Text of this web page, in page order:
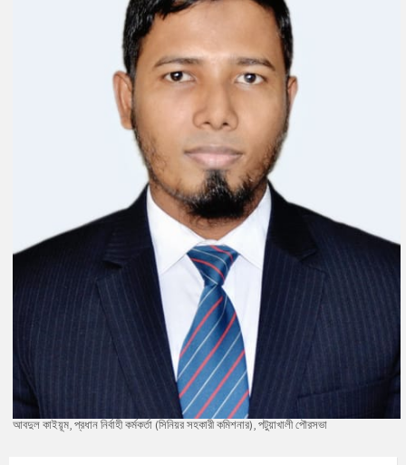
আবদুল কাইয়ূম, প্রধান নির্বাহী কর্মকর্তা (সিনিয়র সহকারী কমিশনার), পটুয়াখালী পৌরসভা